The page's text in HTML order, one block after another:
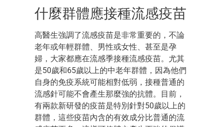
什麼群體應接種流感疫苗
高醫生強調了流感疫苗是非常重要的，不論
老年或年輕群體、男性或女性、甚至是孕
婦，大家都應在流感季接種流感疫苗。尤其
是50歲和65歲以上的中老年群體，因為他們
自身的免疫系統可能相對低弱，接種普通的
流感針可能不會產生那麼強的抗體。目前，
有兩款新研發的疫苗是特別針對50歲以上的
群體，這些疫苗內含的有效成分比普通的流